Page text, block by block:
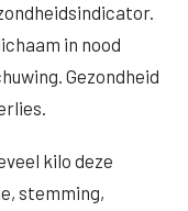
in nood
Gezondheid
kilo deze
stemming,